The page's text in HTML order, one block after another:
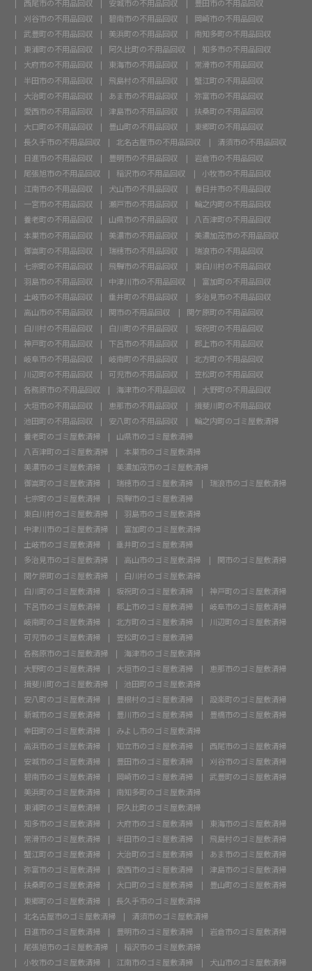
西尾市の不用品回収
安城市の不用品回収
豊田市の不用品回収
刈谷市の不用品回収
碧南市の不用品回収
岡崎市の不用品回収
武豊町の不用品回収
美浜町の不用品回収
南知多町の不用品回収
東浦町の不用品回収
阿久比町の不用品回収
知多市の不用品回収
大府市の不用品回収
東海市の不用品回収
常滑市の不用品回収
半田市の不用品回収
飛島村の不用品回収
蟹江町の不用品回収
大治町の不用品回収
あま市の不用品回収
弥富市の不用品回収
愛西市の不用品回収
津島市の不用品回収
扶桑町の不用品回収
大口町の不用品回収
豊山町の不用品回収
東郷町の不用品回収
長久手市の不用品回収
北名古屋市の不用品回収
清須市の不用品回収
日進市の不用品回収
豊明市の不用品回収
岩倉市の不用品回収
尾張旭市の不用品回収
稲沢市の不用品回収
小牧市の不用品回収
江南市の不用品回収
犬山市の不用品回収
春日井市の不用品回収
一宮市の不用品回収
瀬戸市の不用品回収
輪之内町の不用品回収
養老町の不用品回収
山県市の不用品回収
八百津町の不用品回収
本巣市の不用品回収
美濃市の不用品回収
美濃加茂市の不用品回収
御嵩町の不用品回収
瑞穂市の不用品回収
瑞浪市の不用品回収
七宗町の不用品回収
飛騨市の不用品回収
東白川村の不用品回収
羽島市の不用品回収
中津川市の不用品回収
富加町の不用品回収
土岐市の不用品回収
垂井町の不用品回収
多治見市の不用品回収
高山市の不用品回収
関市の不用品回収
関ケ原町の不用品回収
白川村の不用品回収
白川町の不用品回収
坂祝町の不用品回収
神戸町の不用品回収
下呂市の不用品回収
郡上市の不用品回収
岐阜市の不用品回収
岐南町の不用品回収
北方町の不用品回収
川辺町の不用品回収
可児市の不用品回収
笠松町の不用品回収
各務原市の不用品回収
海津市の不用品回収
大野町の不用品回収
大垣市の不用品回収
恵那市の不用品回収
揖斐川町の不用品回収
池田町の不用品回収
安八町の不用品回収
輪之内町のゴミ屋敷清掃
養老町のゴミ屋敷清掃
山県市のゴミ屋敷清掃
八百津町のゴミ屋敷清掃
本巣市のゴミ屋敷清掃
美濃市のゴミ屋敷清掃
美濃加茂市のゴミ屋敷清掃
御嵩町のゴミ屋敷清掃
瑞穂市のゴミ屋敷清掃
瑞浪市のゴミ屋敷清掃
七宗町のゴミ屋敷清掃
飛騨市のゴミ屋敷清掃
東白川村のゴミ屋敷清掃
羽島市のゴミ屋敷清掃
中津川市のゴミ屋敷清掃
富加町のゴミ屋敷清掃
土岐市のゴミ屋敷清掃
垂井町のゴミ屋敷清掃
多治見市のゴミ屋敷清掃
高山市のゴミ屋敷清掃
関市のゴミ屋敷清掃
関ケ原町のゴミ屋敷清掃
白川村のゴミ屋敷清掃
白川町のゴミ屋敷清掃
坂祝町のゴミ屋敷清掃
神戸町のゴミ屋敷清掃
下呂市のゴミ屋敷清掃
郡上市のゴミ屋敷清掃
岐阜市のゴミ屋敷清掃
岐南町のゴミ屋敷清掃
北方町のゴミ屋敷清掃
川辺町のゴミ屋敷清掃
可児市のゴミ屋敷清掃
笠松町のゴミ屋敷清掃
各務原市のゴミ屋敷清掃
海津市のゴミ屋敷清掃
大野町のゴミ屋敷清掃
大垣市のゴミ屋敷清掃
恵那市のゴミ屋敷清掃
揖斐川町のゴミ屋敷清掃
池田町のゴミ屋敷清掃
安八町のゴミ屋敷清掃
豊根村のゴミ屋敷清掃
設楽町のゴミ屋敷清掃
新城市のゴミ屋敷清掃
豊川市のゴミ屋敷清掃
豊橋市のゴミ屋敷清掃
幸田町のゴミ屋敷清掃
みよし市のゴミ屋敷清掃
高浜市のゴミ屋敷清掃
知立市のゴミ屋敷清掃
西尾市のゴミ屋敷清掃
安城市のゴミ屋敷清掃
豊田市のゴミ屋敷清掃
刈谷市のゴミ屋敷清掃
碧南市のゴミ屋敷清掃
岡崎市のゴミ屋敷清掃
武豊町のゴミ屋敷清掃
美浜町のゴミ屋敷清掃
南知多町のゴミ屋敷清掃
東浦町のゴミ屋敷清掃
阿久比町のゴミ屋敷清掃
知多市のゴミ屋敷清掃
大府市のゴミ屋敷清掃
東海市のゴミ屋敷清掃
常滑市のゴミ屋敷清掃
半田市のゴミ屋敷清掃
飛島村のゴミ屋敷清掃
蟹江町のゴミ屋敷清掃
大治町のゴミ屋敷清掃
あま市のゴミ屋敷清掃
弥富市のゴミ屋敷清掃
愛西市のゴミ屋敷清掃
津島市のゴミ屋敷清掃
扶桑町のゴミ屋敷清掃
大口町のゴミ屋敷清掃
豊山町のゴミ屋敷清掃
東郷町のゴミ屋敷清掃
長久手市のゴミ屋敷清掃
北名古屋市のゴミ屋敷清掃
清須市のゴミ屋敷清掃
日進市のゴミ屋敷清掃
豊明市のゴミ屋敷清掃
岩倉市のゴミ屋敷清掃
尾張旭市のゴミ屋敷清掃
稲沢市のゴミ屋敷清掃
小牧市のゴミ屋敷清掃
江南市のゴミ屋敷清掃
犬山市のゴミ屋敷清掃